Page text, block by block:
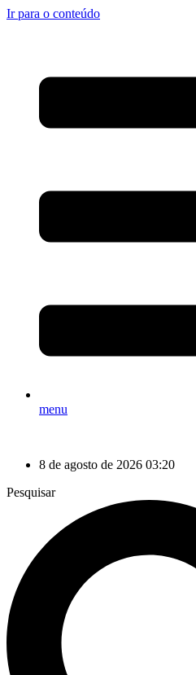
Ir para o conteúdo
menu
8 de agosto de 2026 03:20
Pesquisar